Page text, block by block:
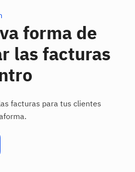
forma de
las facturas
facturas para tus clientes